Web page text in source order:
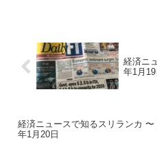
経済ニ
年1月19
経済ニュースで知るスリランカ 〜
年1月20日